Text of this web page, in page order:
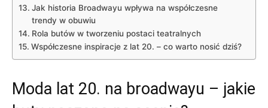
Jak historia Broadwayu wpływa na współczesne
trendy w obuwiu
Rola butów w tworzeniu postaci teatralnych
Współczesne inspiracje z lat 20. – co warto nosić dziś?
Moda lat 20. na broadwayu – jakie